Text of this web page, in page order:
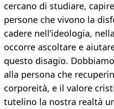
cercano di studiare,
persone che vivono la
cadere nell’ideologia,
occorre ascoltare e
questo disagio.
alla persona che
corporeità, e il valore
tutelino la nostra realtà